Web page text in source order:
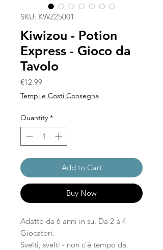
SKU: KWZ25001
Kiwizou - Potion
Express - Gioco da
Tavolo
€12.99Price
Tempi e Costi Consegna
Quantity *
Add to Cart
Buy Now
Adatto da 6 anni in su. Da 2 a 4
Giocatori.
Svelti, svelti - non c’è tempo da